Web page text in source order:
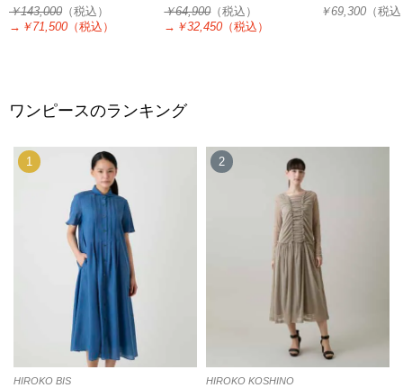
￥143,000 （税込）
→ ￥71,500 （税込）
￥64,900（税込）
→ ￥32,450 （税込）
￥69,300（税
ワンピースのランキング
1
HIROKO BIS
2
HIROKO KOSHINO